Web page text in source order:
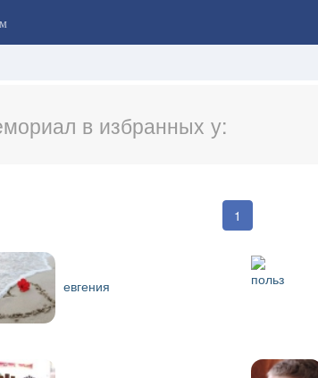
в избранных у:
1
евгения
польз